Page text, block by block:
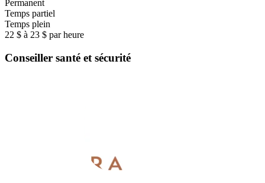
Permanent
Temps partiel
Temps plein
22 $ à 23 $ par heure
Conseiller santé et sécurité